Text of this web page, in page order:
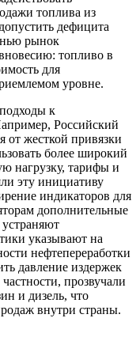
топлива из
дефицита
рынок
топливо в
для
уровне.
к
Российский
от жесткой привязки
более широкий
нагрузку, тарифы и
эту инициативу
индикаторов для
дополнительные
указывают на
нефтепереработки
давление издержек
прозвучали
и дизель, что
внутри страны.